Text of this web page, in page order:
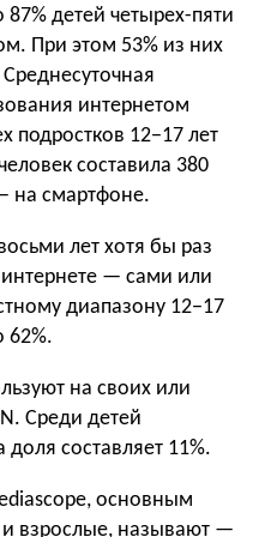
детей четырех-пяти
При этом 53% из них
интернетом
подростков 12−17 лет
составила 380
на смартфоне.
лет хотя бы раз
интернете — сами или
диапазону 12−17
62%.
на своих или
Среди детей
доля составляет 11%.
основным
и взрослые, называют —